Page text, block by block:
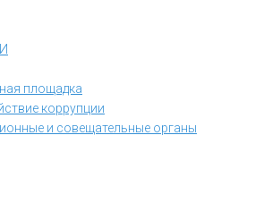
площадка
коррупции
и совещательные органы